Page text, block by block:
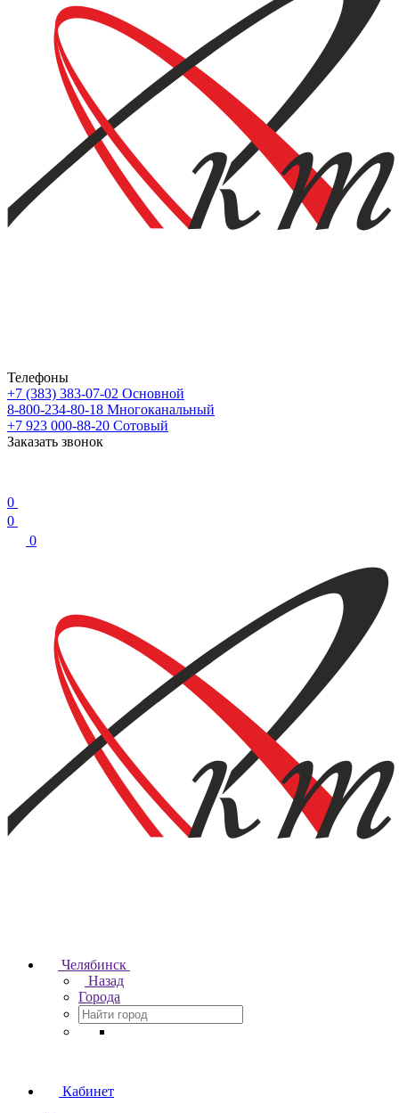
Телефоны
+7 (383) 383-07-02 Основной
8-800-234-80-18 Многоканальный
+7 923 000-88-20 Сотовый
Заказать звонок
0
0
0
Челябинск
Назад
Города
Кабинет